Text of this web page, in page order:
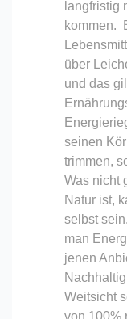
langfristig
kommen.
über
und das
seinen
trimmen,
Was nicht
Natur ist,
selbst
man
jenen
Weitsicht
von 100%